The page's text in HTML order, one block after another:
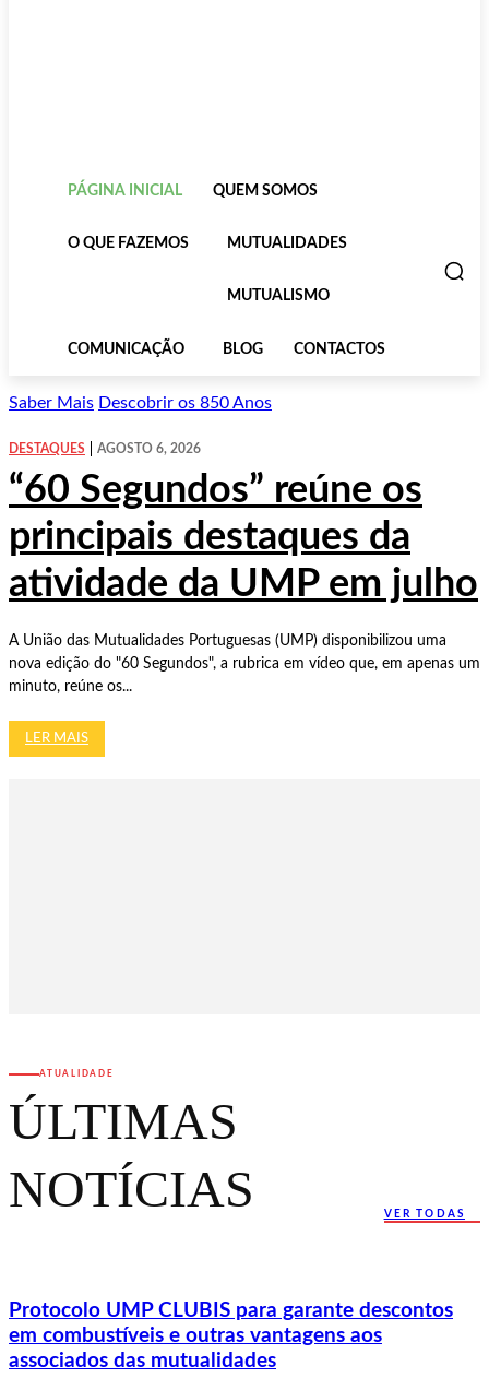
PÁGINA INICIAL QUEM SOMOS
O QUE FAZEMOS MUTUALIDADES
MUTUALISMO
COMUNICAÇÃO BLOG CONTACTOS
Saber Mais Descobrir os 850 Anos
DESTAQUES AGOSTO 6, 2026
“60 Segundos” reúne os
principais destaques da
atividade da UMP em julho
A União das Mutualidades Portuguesas (UMP) disponibilizou uma
nova edição do "60 Segundos", a rubrica em vídeo que, em apenas um
minuto, reúne os...
LER MAIS
ATUALIDADE
ÚLTIMAS
NOTÍCIAS
VER TODAS
Protocolo UMP CLUBIS para garante descontos
em combustíveis e outras vantagens aos
associados das mutualidades